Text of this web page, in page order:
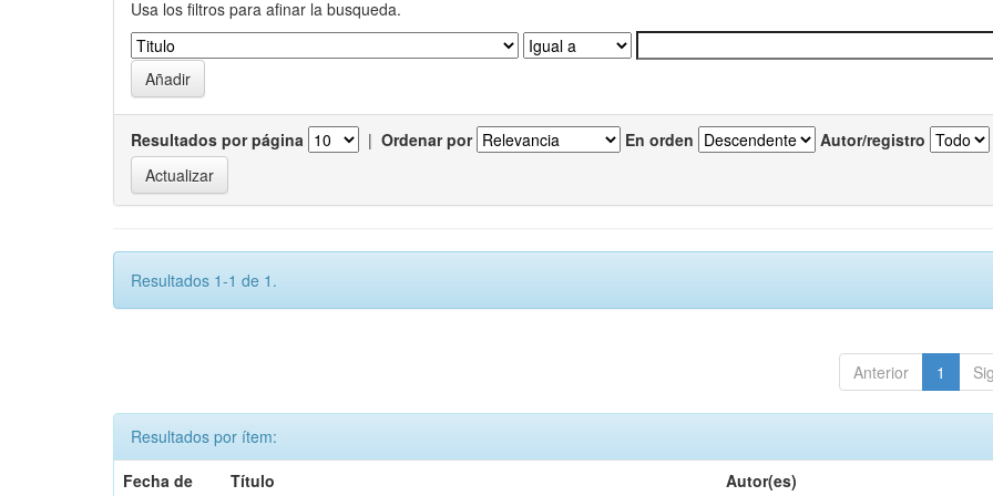
Usa los filtros para afinar la busqueda.
Resultados por página | Ordenar por En orden Autor/registro
Resultados 1-1 de 1.
Anterior 1
Resultados por ítem:
Fecha de
Título Autor(es)